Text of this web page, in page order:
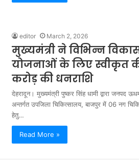
editor March 2, 2026
मुख्यमंत्री ने विभिन्न
योजनाओं के लिए स्वीकृत
करोड़ की धनराशि
देहरादून। मुख्यमंत्री पुष्कर सिंह धामी द्वारा जनपद
अन्तर्गत उपजिला चिकित्सालय, बाजपुर में 06 नग
हेतु…
Read More »